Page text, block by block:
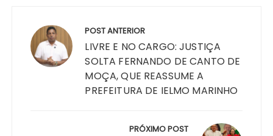
Post
POST ANTERIOR
LIVRE E NO CARGO: JUSTIÇA
SOLTA FERNANDO DE CANTO DE
MOÇA, QUE REASSUME A
PREFEITURA DE IELMO MARINHO
PRÓXIMO POST